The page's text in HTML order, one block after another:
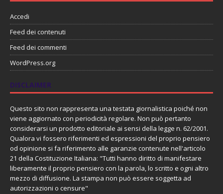
Accedi
Feed dei contenuti
Feed dei commenti
WordPress.org
DISCLAIMER
Questo sito non rappresenta una testata giornalistica poiché non
viene aggiornato con periodicità regolare. Non può pertanto
considerarsi un prodotto editoriale ai sensi della legge n. 62/2001.
Qualora vi fossero riferimenti ed espressioni del proprio pensiero
od opinione si fa riferimento alle garanzie contenute nell'articolo
21 della Costituzione Italiana: "Tutti hanno diritto di manifestare
liberamente il proprio pensiero con la parola, lo scritto e ogni altro
mezzo di diffusione. La stampa non può essere soggetta ad
autorizzazioni o censure"